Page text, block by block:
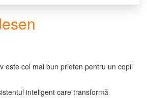
este cel mai bun prieten pentru un copil
inteligent care transformă